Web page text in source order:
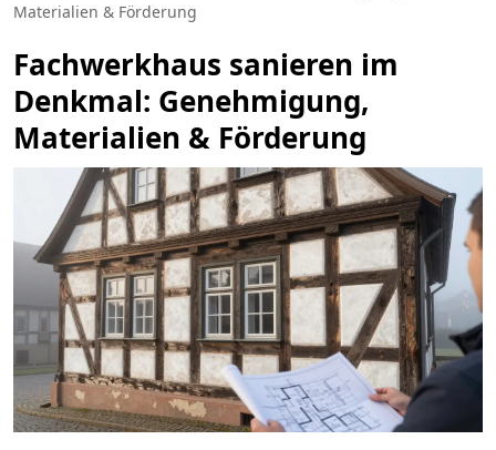
Materialien & Förderung
Fachwerkhaus sanieren im
Denkmal: Genehmigung,
Materialien & Förderung